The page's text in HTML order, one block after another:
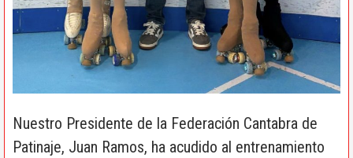
Nuestro Presidente de la Federación Cantabra de
Patinaje, Juan Ramos, ha acudido al entrenamiento